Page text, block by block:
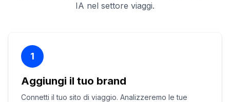
IA nel settore viaggi.
1
Aggiungi il tuo brand
Connetti il tuo sito di viaggio. Analizzeremo le tue